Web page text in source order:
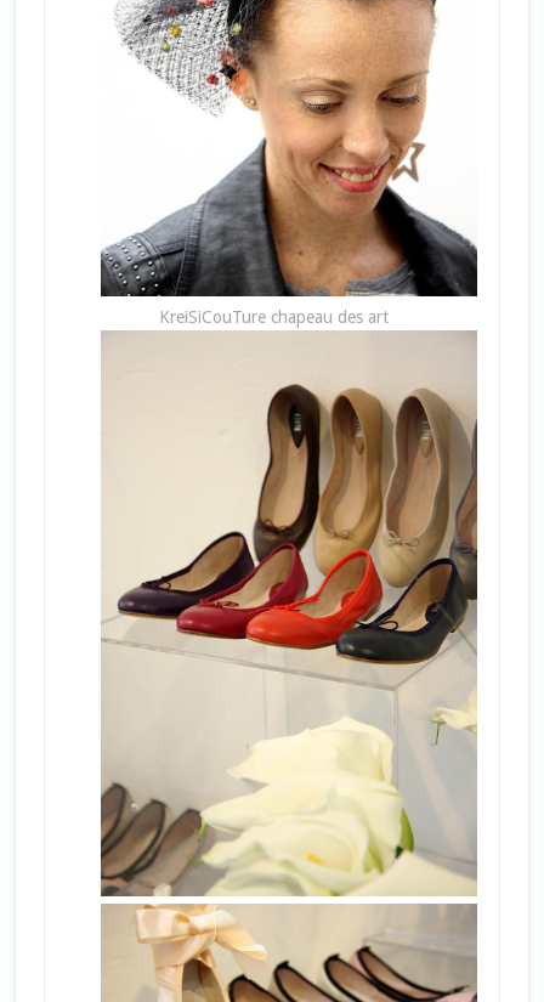
KreiSiCouTure chapeau des art